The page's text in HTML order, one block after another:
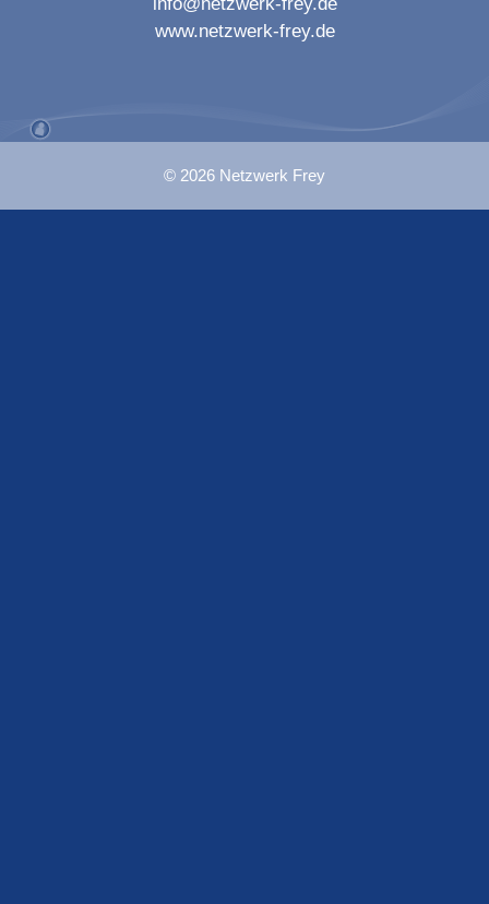
www.netzwerk-frey.de
© 2026 Netzwerk Frey